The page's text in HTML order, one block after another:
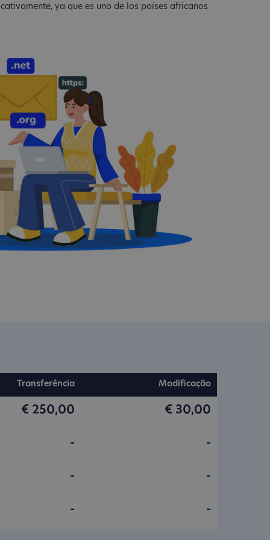
ya que es uno de los países africanos
Transferência Modificação
€ 250,00 € 30,00
- -
- -
- -